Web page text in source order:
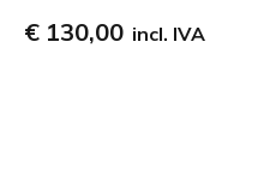
€ 130,00 incl. IVA